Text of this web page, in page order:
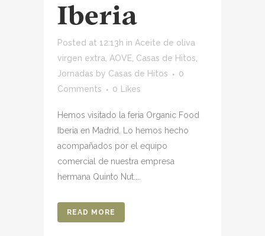
Iberia
Posted at 12:13h in Aceite de oliva
virgen extra, AOVE, Casas de Hitos,
Jornadas by Casas de Hitos
0
Comments
0 Likes
Hemos visitado la feria Organic Food
Iberia en Madrid. Lo hemos hecho
acompañados por el equipo
comercial de nuestra empresa
hermana Quinto Nut....
READ MORE